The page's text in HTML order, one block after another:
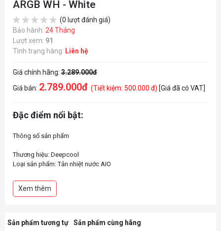
ARGB WH - White
(0 lượt đánh giá)
Bảo hành: 24 Tháng
Lượt xem: 91
Tình trạng hàng: Liên hệ
Giá chính hãng: 3.289.000đ
Giá bán: 2.789.000đ (Tiết kiệm: 500.000 đ) [Giá đã có VAT]
Đặc điểm nổi bật:
Thông số sản phẩm
Thương hiệu: Deepcool
Loại sản phẩm: Tản nhiệt nước AIO
Kích thước quạt: 120×120×25 mm(L×W×H)
Tốc độ quạt: 600~2400 RPM±10%
Xem thêm
Sản phẩm tương tự Sản phẩm cùng hãng